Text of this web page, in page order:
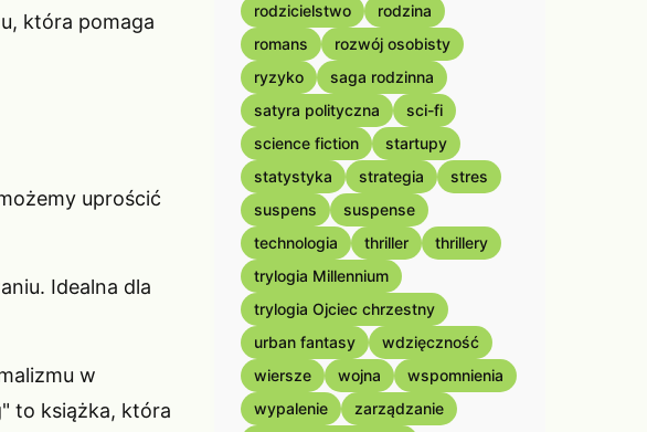
która pomaga
uprościć
Idealna dla
w
to książka, która
rodzicielstwo
rodzina
romans
rozwój osobisty
ryzyko
saga rodzinna
satyra polityczna
sci-fi
science fiction
startupy
statystyka
strategia
stres
suspens
suspense
technologia
thriller
thrillery
trylogia Millennium
trylogia Ojciec chrzestny
urban fantasy
wdzięczność
wiersze
wojna
wspomnienia
wypalenie
zarządzanie